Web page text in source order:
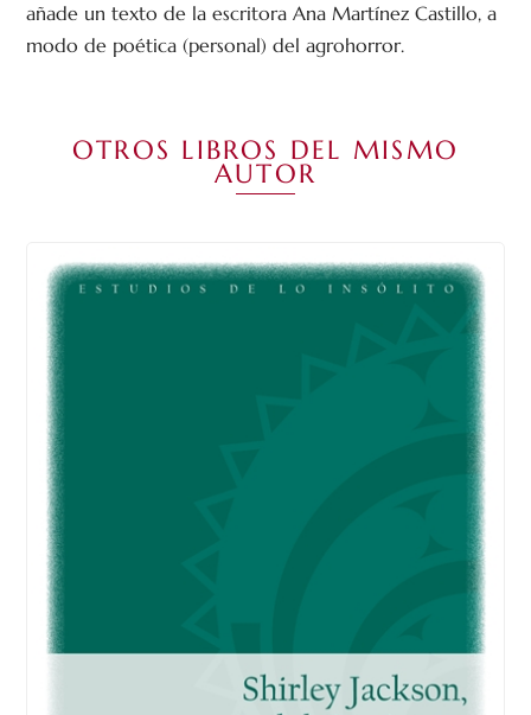
añade un texto de la escritora Ana Martínez Castillo, a
modo de poética (personal) del agrohorror.
OTROS LIBROS DEL MISMO
AUTOR